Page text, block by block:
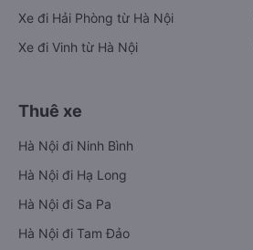
Xe đi Hải Phòng từ Hà Nội
Xe đi Vinh từ Hà Nội
Thuê xe
Hà Nội đi Ninh Bình
Hà Nội đi Hạ Long
Hà Nội đi Sa Pa
Hà Nội đi Tam Đảo